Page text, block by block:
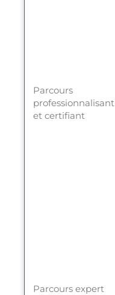
Parcours
professionnalisant
et certifiant
Parcours expert